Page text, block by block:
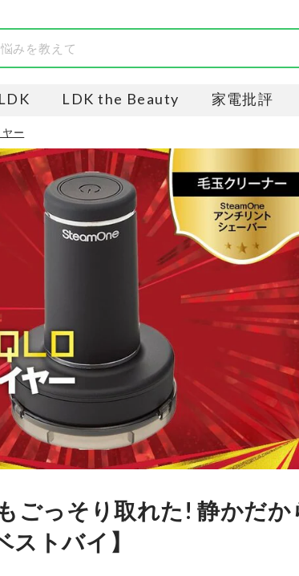
LDK LDK the Beauty 家電批評
ー
ごっそり取れた! 静かだ
トバイ】